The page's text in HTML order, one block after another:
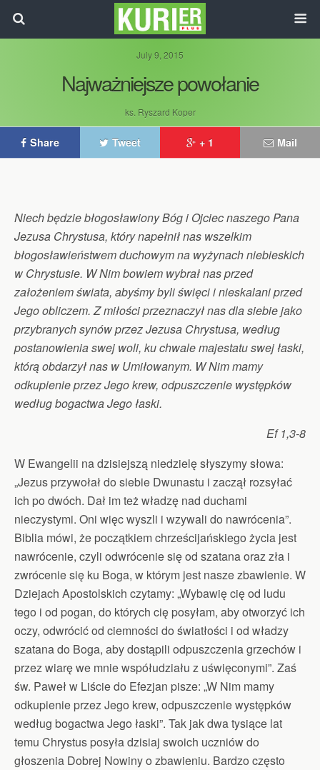
July 9, 2015
Najważniejsze powołanie
ks. Ryszard Koper
Share Tweet + 1 Mail
Niech będzie błogosławiony Bóg i Ojciec naszego Pana
Jezusa Chrystusa, który napełnił nas wszelkim
błogosławieństwem duchowym na wyżynach niebieskich
w Chrystusie. W Nim bowiem wybrał nas przed
założeniem świata, abyśmy byli święci i nieskalani przed
Jego obliczem. Z miłości przeznaczył nas dla siebie jako
przybranych synów przez Jezusa Chrystusa, według
postanowienia swej woli, ku chwale majestatu swej łaski,
którą obdarzył nas w Umiłowanym. W Nim mamy
odkupienie przez Jego krew, odpuszczenie występków
według bogactwa Jego łaski.
Ef 1,3-8
W Ewangelii na dzisiejszą niedzielę słyszymy słowa:
„Jezus przywołał do siebie Dwunastu i zaczął rozsyłać
ich po dwóch. Dał im też władzę nad duchami
nieczystymi. Oni więc wyszli i wzywali do nawrócenia”.
Biblia mówi, że początkiem chrześcijańskiego życia jest
nawrócenie, czyli odwrócenie się od szatana oraz zła i
zwrócenie się ku Boga, w którym jest nasze zbawienie. W
Dziejach Apostolskich czytamy: „Wybawię cię od ludu
tego i od pogan, do których cię posyłam, aby otworzyć ich
oczy, odwrócić od ciemności do światłości i od władzy
szatana do Boga, aby dostąpili odpuszczenia grzechów i
przez wiarę we mnie współudziału z uświęconymi”. Zaś
św. Paweł w Liście do Efezjan pisze: „W Nim mamy
odkupienie przez Jego krew, odpuszczenie występków
według bogactwa Jego łaski”. Tak jak dwa tysiące lat
temu Chrystus posyła dzisiaj swoich uczniów do
głoszenia Dobrej Nowiny o zbawieniu. Bardzo często